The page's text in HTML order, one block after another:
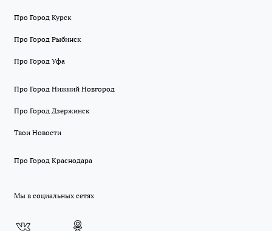
Про Город Курск
Про Город Рыбинск
Про Город Уфа
Про Город Нижний Новгород
Про Город Дзержинск
Твои Новости
Про Город Краснодара
Мы в социальных сетях